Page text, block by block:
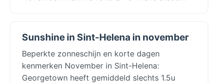
Sunshine in Sint-Helena in november
Beperkte zonneschijn en korte dagen
kenmerken November in Sint-Helena:
Georgetown heeft gemiddeld slechts 1.5u